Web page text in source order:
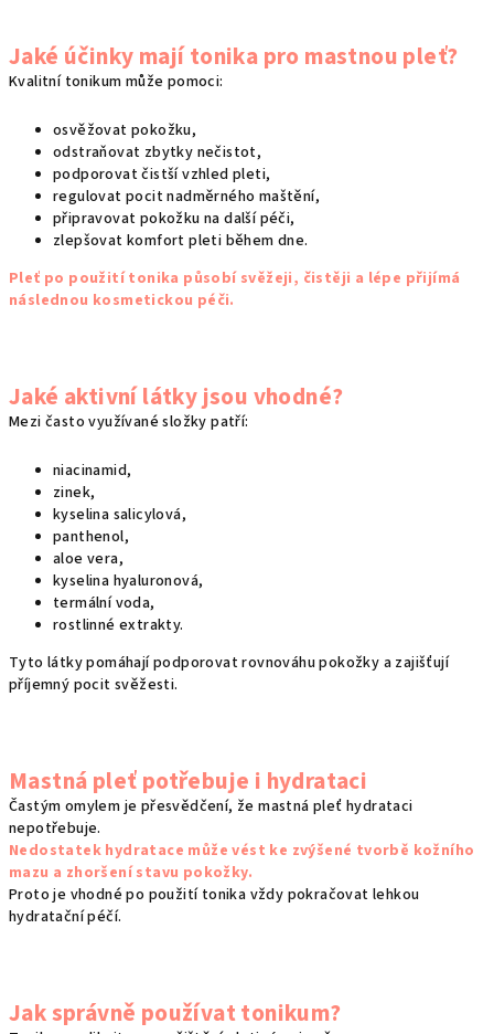
ý
p
u
Jaké účinky mají tonika pro mastnou pleť?
Kvalitní tonikum může pomoci:
osvěžovat pokožku,
odstraňovat zbytky nečistot,
podporovat čistší vzhled pleti,
regulovat pocit nadměrného maštění,
připravovat pokožku na další péči,
zlepšovat komfort pleti během dne.
Pleť po použití tonika působí svěžeji, čistěji a lépe přijímá
následnou kosmetickou péči.
Jaké aktivní látky jsou vhodné?
Mezi často využívané složky patří:
niacinamid,
zinek,
kyselina salicylová,
panthenol,
aloe vera,
kyselina hyaluronová,
termální voda,
rostlinné extrakty.
Tyto látky pomáhají podporovat rovnováhu pokožky a zajišťují
příjemný pocit svěžesti.
Mastná pleť potřebuje i hydrataci
Častým omylem je přesvědčení, že mastná pleť hydrataci
nepotřebuje.
Nedostatek hydratace může vést ke zvýšené tvorbě kožního
mazu a zhoršení stavu pokožky.
Proto je vhodné po použití tonika vždy pokračovat lehkou
hydratační péčí.
Jak správně používat tonikum?